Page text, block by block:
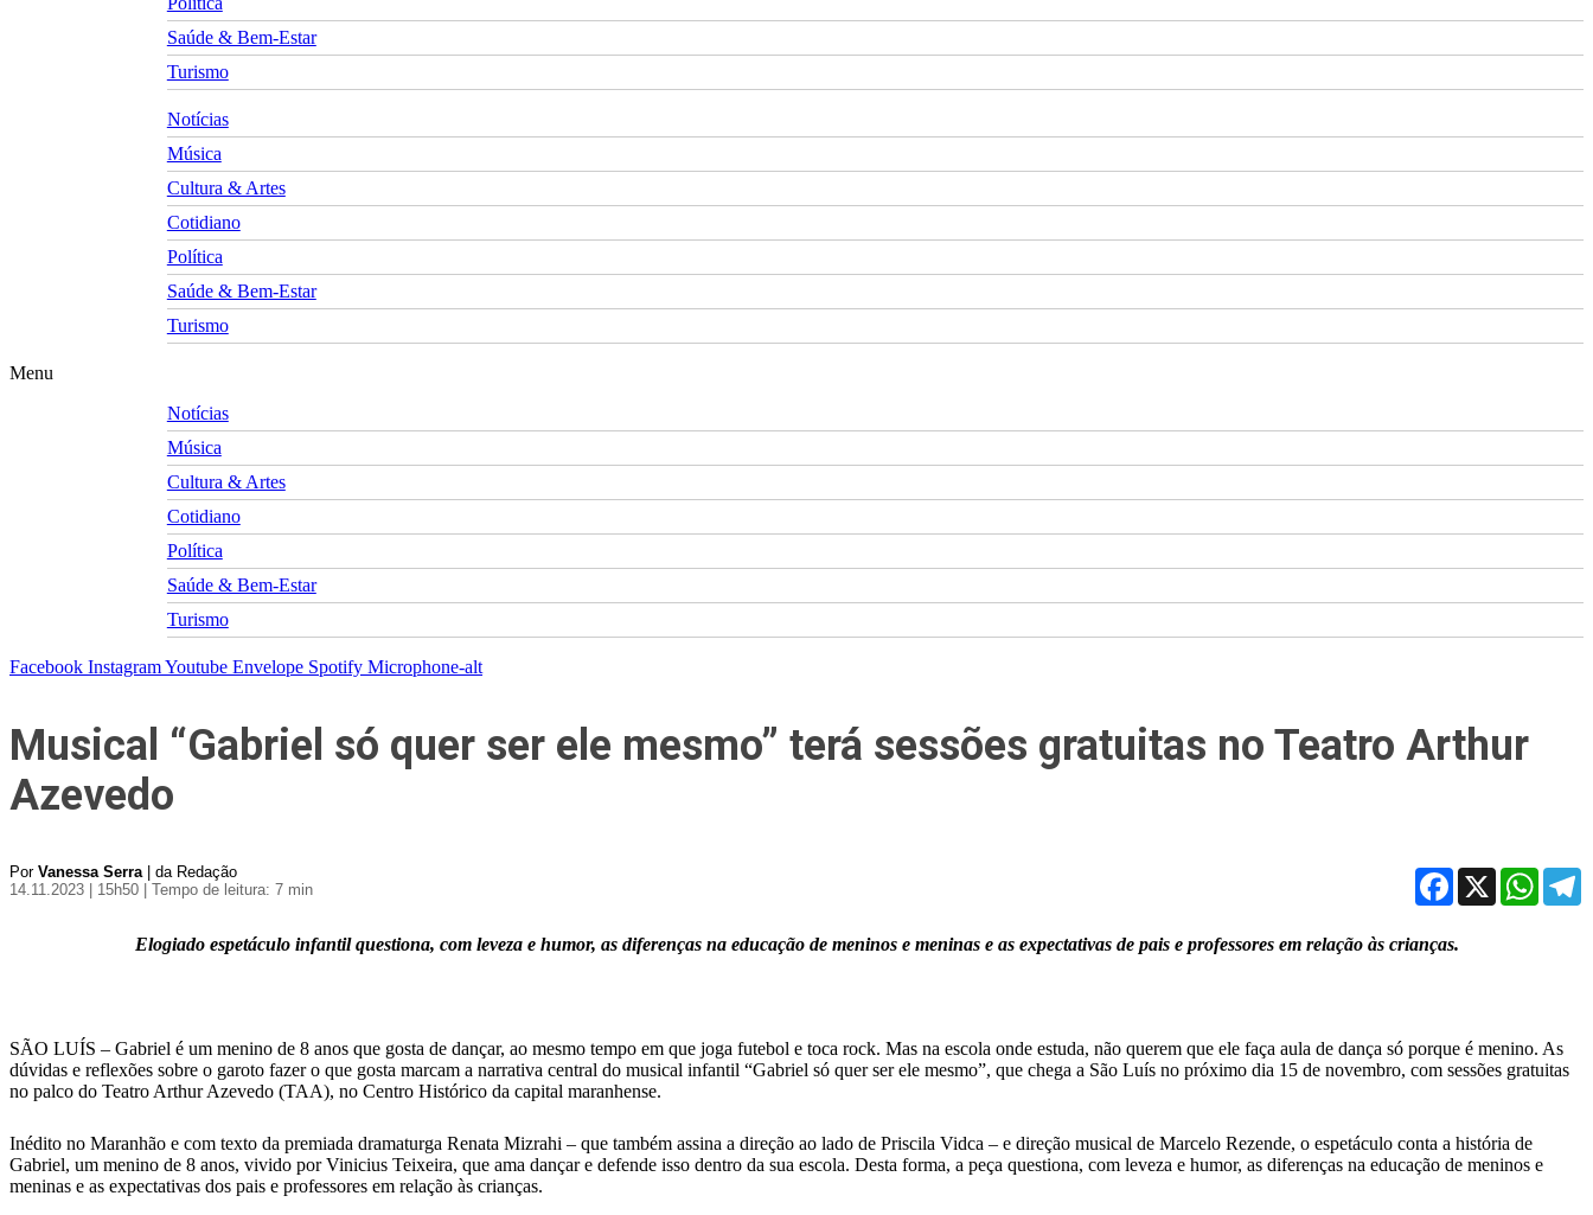
Saúde & Bem-Estar
Turismo
Notícias
Música
Cultura & Artes
Cotidiano
Política
Saúde & Bem-Estar
Turismo
Menu
Notícias
Música
Cultura & Artes
Cotidiano
Política
Saúde & Bem-Estar
Turismo
Facebook InstagramYoutube Envelope Spotify Microphone-alt
Musical “Gabriel só quer ser ele mesmo” terá sessões gratuitas no Teatro Arthur
Azevedo
Por Vanessa Serra| da Redação
14.11.2023 | 15h50
| Tempo de leitura: 7 min
Facebook
X
Elogiado espetáculo infantil questiona, com leveza e humor, as diferenças na educação de meninos e meninas e as expectativas de pais e professores em relação às crianças.
SÃO LUÍS – Gabriel é um menino de 8 anos que gosta de dançar, ao mesmo tempo em que joga futebol e toca rock. Mas na escola onde estuda, não querem que ele faça aula de dança só porque é menino. As
dúvidas e reflexões sobre o garoto fazer o que gosta marcam a narrativa central do musical infantil “Gabriel só quer ser ele mesmo”, que chega a São Luís no próximo dia 15 de novembro, com sessões gratuitas
no palco do Teatro Arthur Azevedo (TAA), no Centro Histórico da capital maranhense.
Inédito no Maranhão e com texto da premiada dramaturga Renata Mizrahi – que também assina a direção ao lado de Priscila Vidca – e direção musical de Marcelo Rezende, o espetáculo conta a história de
Gabriel, um menino de 8 anos, vivido por Vinicius Teixeira, que ama dançar e defende isso dentro da sua escola. Desta forma, a peça questiona, com leveza e humor, as diferenças na educação de meninos e
meninas e as expectativas dos pais e professores em relação às crianças.